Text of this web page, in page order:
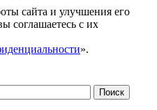
сайта и улучшения его
соглашаетесь с их
».